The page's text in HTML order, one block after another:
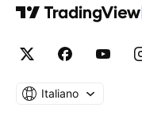
Italiano